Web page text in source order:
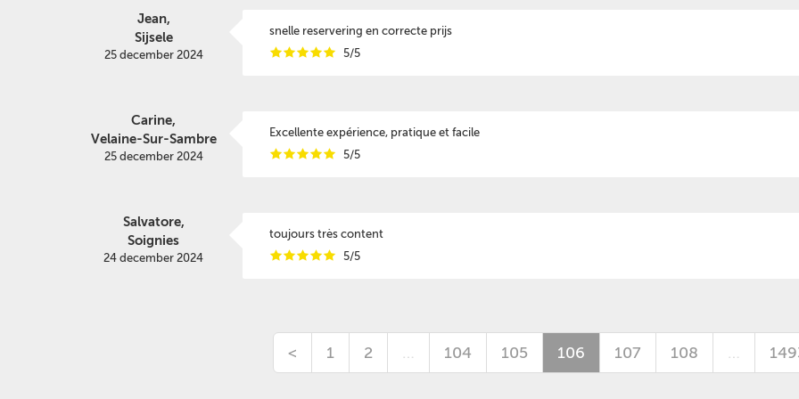
Jean,
Sijsele
25 december 2024
snelle reservering en correcte prijs
iiiii 5/5
Carine,
Velaine-Sur-Sambre
25 december 2024
Excellente expérience, pratique et facile
iiiii 5/5
Salvatore,
Soignies
24 december 2024
toujours très content
iiiii 5/5
< 1 2 … 104 105 106 107 108 …